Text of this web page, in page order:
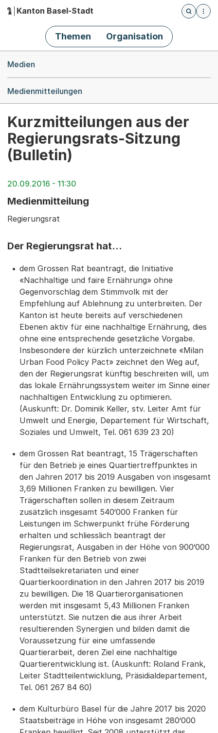
Hauptnavigation
Kanton Basel-Stadt
Öffnet
Themen Organisation
Medien
Medienmitteilungen
Kurzmitteilungen aus der
Regierungsrats-Sitzung
(Bulletin)
20.09.2016 - 11:30
Medienmitteilung
Regierungsrat
Der Regierungsrat hat…
dem Grossen Rat beantragt, die Initiative
«Nachhaltige und faire Ernährung» ohne
Gegenvorschlag dem Stimmvolk mit der
Empfehlung auf Ablehnung zu unterbreiten. Der
Kanton ist heute bereits auf verschiedenen
Ebenen aktiv für eine nachhaltige Ernährung, dies
ohne eine entsprechende gesetzliche Vorgabe.
Insbesondere der kürzlich unterzeichnete «Milan
Urban Food Policy Pact» zeichnet den Weg auf,
den der Regierungsrat künftig beschreiten will, um
das lokale Ernährungssystem weiter im Sinne einer
nachhaltigen Entwicklung zu optimieren.
(Auskunft: Dr. Dominik Keller, stv. Leiter Amt für
Umwelt und Energie, Departement für Wirtschaft,
Soziales und Umwelt, Tel. 061 639 23 20)
dem Grossen Rat beantragt, 15 Trägerschaften
für den Betrieb je eines Quartiertreffpunktes in
den Jahren 2017 bis 2019 Ausgaben von insgesamt
3,69 Millionen Franken zu bewilligen. Vier
Trägerschaften sollen in diesem Zeitraum
zusätzlich insgesamt 540‘000 Franken für
Leistungen im Schwerpunkt frühe Förderung
erhalten und schliesslich beantragt der
Regierungsrat, Ausgaben in der Höhe von 900‘000
Franken für den Betrieb von zwei
Stadtteilsekretariaten und einer
Quartierkoordination in den Jahren 2017 bis 2019
zu bewilligen. Die 18 Quartierorganisationen
werden mit insgesamt 5,43 Millionen Franken
unterstützt. Sie nutzen die aus ihrer Arbeit
resultierenden Synergien und bilden damit die
Voraussetzung für eine umfassende
Quartierarbeit, deren Ziel eine nachhaltige
Quartierentwicklung ist. (Auskunft: Roland Frank,
Leiter Stadtteilentwicklung, Präsidialdepartement,
Tel. 061 267 84 60)
dem Kulturbüro Basel für die Jahre 2017 bis 2020
Staatsbeiträge in Höhe von insgesamt 280‘000